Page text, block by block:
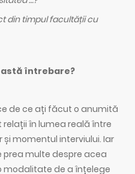
din timpul facultății cu
întrebare?
de ce ați făcut o anumită
în lumea reală între
momentul interviului. Iar
multe despre acea
modalitate de a înțelege